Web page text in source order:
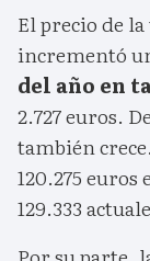
El precio de
incrementó
del año en
2.727 euros.
también
120.275
129.333